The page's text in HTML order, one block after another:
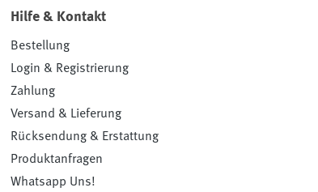
Hilfe & Kontakt
Bestellung
Login & Registrierung
Zahlung
Versand & Lieferung
Rücksendung & Erstattung
Produktanfragen
Whatsapp Uns!